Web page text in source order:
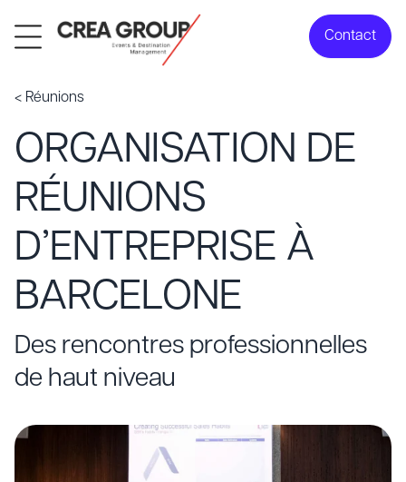
Contact
< Réunions
ORGANISATION DE
RÉUNIONS
D’ENTREPRISE À
BARCELONE
Des rencontres professionnelles
de haut niveau